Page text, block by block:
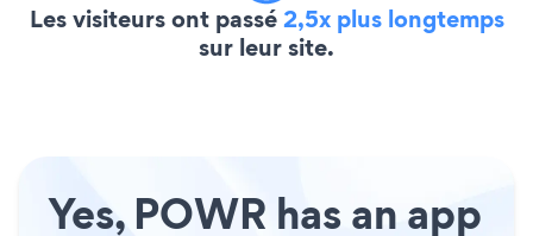
Les visiteurs ont passé2,5x plus longtemps
sur leur site.
Yes, POWR has an app